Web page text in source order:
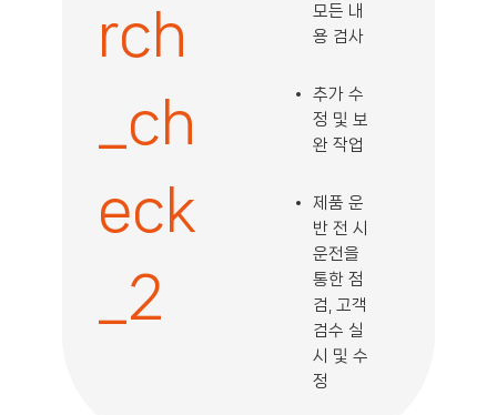
rch
_ch
eck
_2
모든 내
용 검사
추가 수
정 및 보
완 작업
제품 운
반 전 시
운전을
통한 점
검, 고객
검수 실
시 및 수
정